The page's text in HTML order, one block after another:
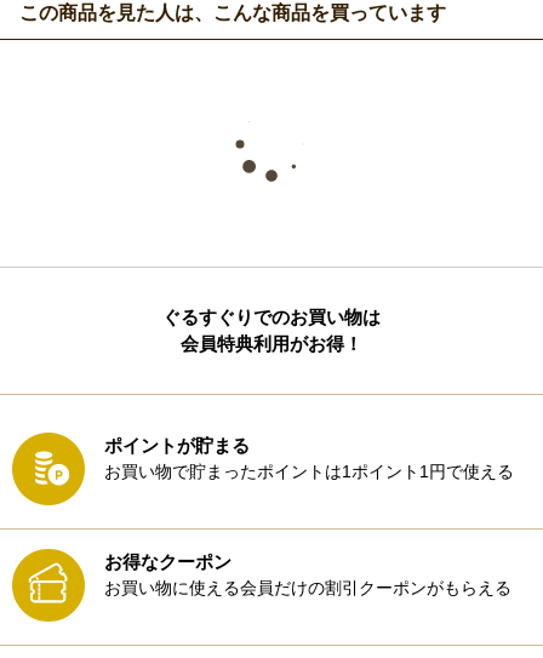
この商品を見た人は、こんな商品を買っています
ぐるすぐりでのお買い物は
会員特典利用がお得！
ポイントが貯まる
お買い物で貯まったポイントは1ポイント1円で使える
お得なクーポン
お買い物に使える会員だけの割引クーポンがもらえる